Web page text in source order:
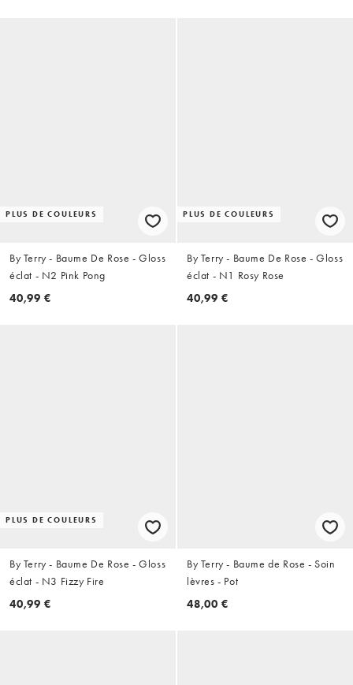
PLUS DE COULEURS
By Terry - Baume De Rose - Gloss
éclat - N2 Pink Pong
40,99 €
PLUS DE COULEURS
By Terry - Baume De Rose - Gloss
éclat - N1 Rosy Rose
40,99 €
PLUS DE COULEURS
By Terry - Baume De Rose - Gloss
éclat - N3 Fizzy Fire
40,99 €
By Terry - Baume de Rose - Soin
lèvres - Pot
48,00 €